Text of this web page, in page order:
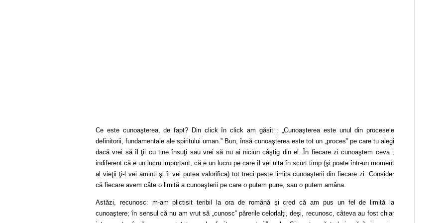
Ce este cunoaşterea, de fapt? Din click în click am găsit : „Cunoaşterea este unul din procesele
definitorii, fundamentale ale spiritului uman.” Bun, însă cunoaşterea este tot un „proces” pe care tu alegi
dacă vrei să îl ţii cu tine însuţi sau vrei să nu ai niciun câştig din el. În fiecare zi cunoaştem ceva ;
indiferent că e un lucru important, că e un lucru pe care îl vei uita în scurt timp (şi poate într-un moment
al vieţii ţi-l vei aminti şi îl vei putea valorifica) tot treci peste limita cunoaşterii din fiecare zi. Consider
că fiecare avem câte o limită a cunoaşterii pe care o putem pune, sau o putem amâna.
Astăzi, recunosc: m-am plictisit teribil la ora de română şi cred că am pus un fel de limită la
cunoaştere; în sensul că nu am vrut să „cunosc” părerile celorlalţi, deşi, recunosc, câteva au fost chiar